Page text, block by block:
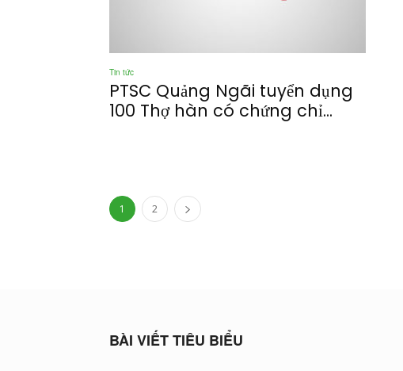
Tin tức
PTSC Quảng Ngãi tuyển dụng
100 Thợ hàn có chứng chỉ...
1 2
BÀI VIẾT TIÊU BIỂU